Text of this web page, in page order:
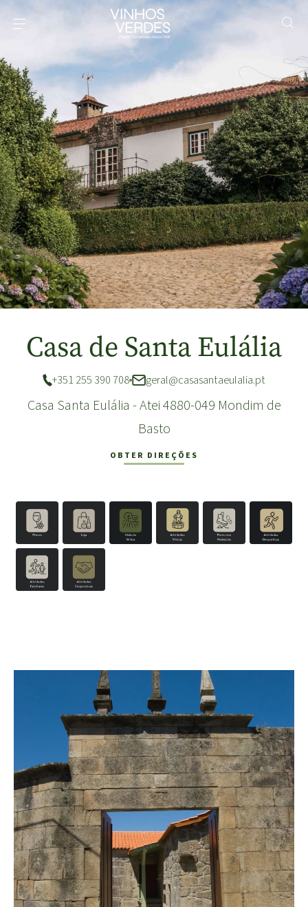
Casa de Santa Eulália
+351 255 390 708 geral@casasantaeulalia.pt
Casa Santa Eulália - Atei 4880-049 Mondim de
Basto
OBTER DIREÇÕES